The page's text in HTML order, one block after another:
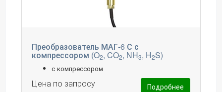
Преобразователь МАГ-6 С с
компрессором (O2, CO2, NH3, H2S)
с компрессором
Цена по запросу Подробнее